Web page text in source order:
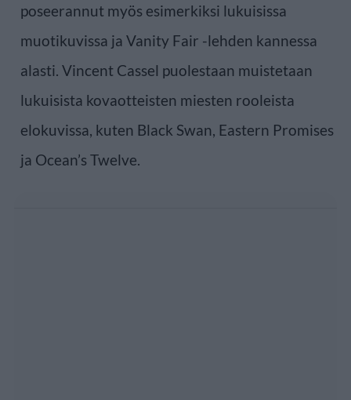
poseerannut myös esimerkiksi lukuisissa
muotikuvissa ja Vanity Fair -lehden kannessa
alasti. Vincent Cassel puolestaan muistetaan
lukuisista kovaotteisten miesten rooleista
elokuvissa, kuten Black Swan, Eastern Promises
ja Ocean’s Twelve.